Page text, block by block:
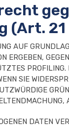
21
AUF
ERGEBEN,
SIE
DATEN